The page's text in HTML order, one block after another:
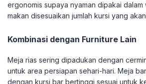
ergonomis supaya nyaman dipakai dalam
makan disesuaikan jumlah kursi yang
Kombinasi dengan Furniture Lain
Meja rias sering dipadukan dengan
untuk area persiapan sehari-hari. Meja
dengan kursi bar bertinggi sesuai untuk